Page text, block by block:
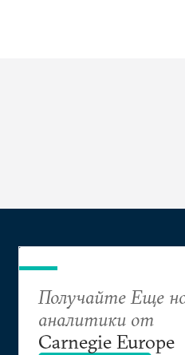
Получайте Еще
аналитики от
Carnegie Europe